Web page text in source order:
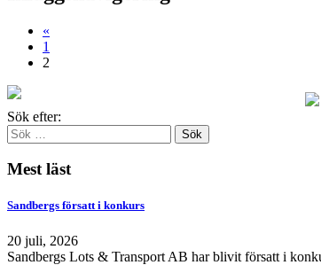
«
1
2
Sök efter:
Mest läst
Sandbergs försatt i konkurs
20 juli, 2026
Sandbergs Lots & Transport AB har blivit försatt i